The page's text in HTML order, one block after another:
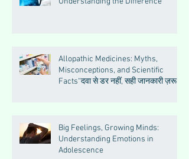
Allopathic Medicines: Myths,
Misconceptions, and Scientific
Facts“दवा से डर नहीं, सही जानकारी ज़रूरी
Big Feelings, Growing Minds:
Understanding Emotions in
Adolescence